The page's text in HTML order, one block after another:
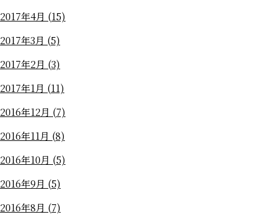
2017年4月 (15)
2017年3月 (5)
2017年2月 (3)
2017年1月 (11)
2016年12月 (7)
2016年11月 (8)
2016年10月 (5)
2016年9月 (5)
2016年8月 (7)